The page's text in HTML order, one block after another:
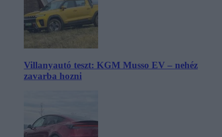
Villanyautó teszt: KGM Musso EV – nehéz
zavarba hozni